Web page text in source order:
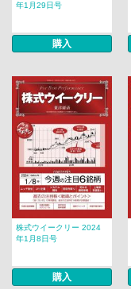
年1月29日号
購入
株式ウイークリー 2024
年1月8日号
購入